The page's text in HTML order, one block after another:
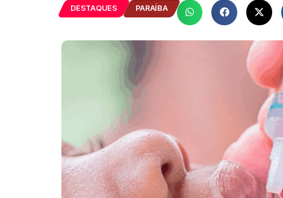
DESTAQUES PARAÍBA